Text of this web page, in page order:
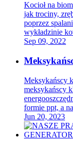
Kocioł na
jak trociny,
poprzez
wykładzinie
Sep 09, 2022
Meksykańscy
meksykańscy
formie ppt, a
Jun 20, 2023